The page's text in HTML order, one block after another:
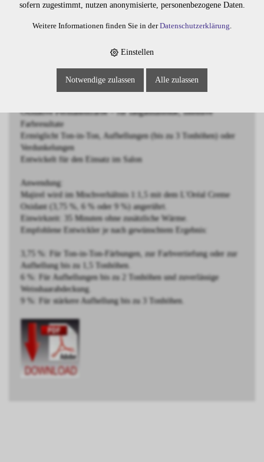
Professionnel, die für intensive Farbergebnisse und langanhaltende
pflegende Schönheitscreme und enthält die exklusiven Wirkstoffe
stärken und schützen. Das Ergebnis: gleichmässige, leuchtende
Oxidative Permanentfarbe – für langanhaltende, intensive
Farbresultate
Ermöglicht Ton-in-Ton, Aufhellungen (bis zu 3 Tonhöhen) oder
Verdunkelungen
Entwickelt für den Einsatz im Salon
Anwendung:
Majirel wird im Mischverhältnis 1:1,5 mit dem L'Oréal Creme
Oxidant (3,75 %, 6 % oder 9 %) angerührt.
Einwirkzeit: 35 Minuten ohne zusätzliche Wärme.
Empfohlene Entwickler je nach gewünschtem Ergebnis:
3,75 %: Für Ton-in-Ton-Färbungen, zur Farbvertiefung oder zur
Aufhellung bis zu 1,5 Tonhöhen.
6 %: Für Aufhellungen bis zu 2 Tonhöhen und zuverlässige
Weisshaarabdeckung.
9 %: Für stärkere Aufhellung bis zu 3 Tonhöhen.
sofern zugestimmt, nutzen anonymisierte, personenbezogene Daten.
Weitere Informationen finden Sie in derDatenschutzerklärung.
Einstellen
Notwendige zulassen Alle zulassen